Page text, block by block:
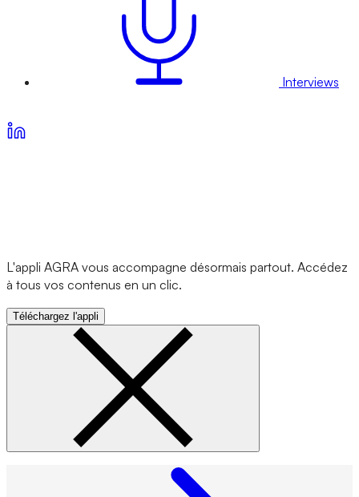
Interviews
L'appli AGRA vous accompagne désormais partout. Accédez
à tous vos contenus en un clic.
Téléchargez l'appli